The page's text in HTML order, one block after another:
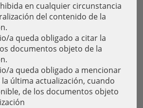
en cualquier circunstancia
del contenido de la
a queda obligado a citar la
documentos objeto de la
a queda obligado a mencionar
la última actualización, cuando
de los documentos objeto